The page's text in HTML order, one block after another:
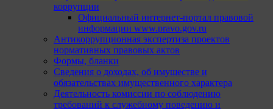
коррупции
Официальный интернет-портал правовой
информации www.pravo.gov.ru
Антикоррупционная экспертиза проектов
нормативных правовых актов
Формы, бланки
Сведения о доходах, об имуществе и
обязательствах имущественного характера
Деятельность комиссии по соблюдению
требований к служебному поведению и